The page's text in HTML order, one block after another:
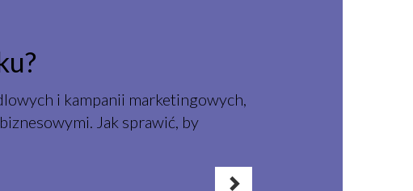
i kampanii marketingowych,
Jak sprawić, by